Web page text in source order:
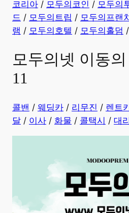
코리아 / 모두의코인 / 모두의
드 / 모두의트립 / 모두의프랜
램 / 모두의호텔 / 모두의홀덤 /
모두의넷 이동
11
콜밴 / 웨딩카 / 리무진 / 렌트
달 / 이사 / 화물 / 콜택시 / 대리